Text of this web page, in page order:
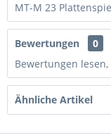
MT-M 23
Bewertungen
0
Bewertungen
Ähnliche Artikel